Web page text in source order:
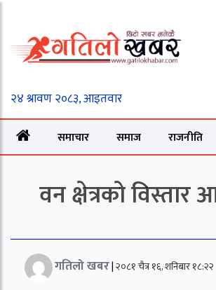
समाचार समाज राजनीति
वन क्षेत्रको
गतिलो खबर|२०८१ चैत्र १६, शनिबार १८:२२